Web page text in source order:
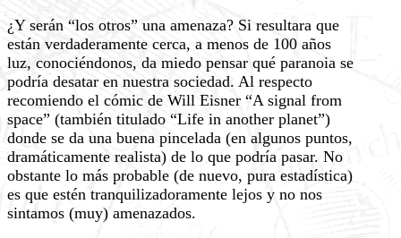
¿Y serán “los otros” una amenaza? Si resultara que
están verdaderamente cerca, a menos de 100 años
luz, conociéndonos, da miedo pensar qué paranoia se
podría desatar en nuestra sociedad. Al respecto
recomiendo el cómic de Will Eisner “A signal from
space” (también titulado “Life in another planet”)
donde se da una buena pincelada (en algunos puntos,
dramáticamente realista) de lo que podría pasar. No
obstante lo más probable (de nuevo, pura estadística)
es que estén tranquilizadoramente lejos y no nos
sintamos (muy) amenazados.